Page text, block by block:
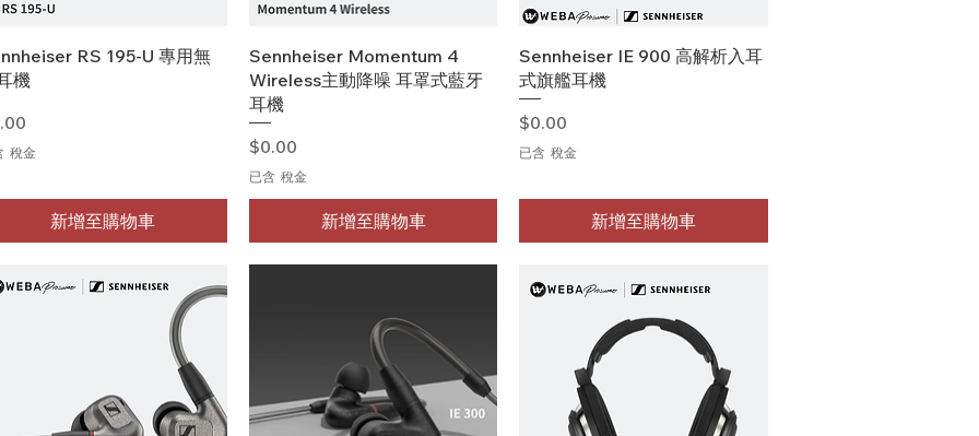
快速瀏覽
RS 195-U 專用無
機
稅金
新增至購物車
快速瀏覽
Sennheiser Momentum 4
Wireless主動降噪 耳罩式藍牙
耳機
價格
$0.00
已含 稅金
新增至購物車
快速瀏覽
Sennheiser IE 900 高解析入耳
式旗艦耳機
價格
$0.00
已含 稅金
新增至購物車